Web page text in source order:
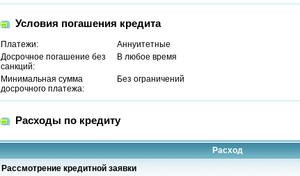
Условия погашения кредита
Платежи:
Аннуитетные
Досрочное погашение без
санкций:
В любое время
Минимальная сумма
досрочного платежа:
Без ограничений
Расходы по кредиту
Расход
Рассмотрение кредитной заявки